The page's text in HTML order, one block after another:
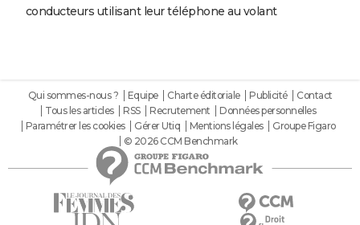
conducteurs utilisant leur téléphone au volant
Qui sommes-nous ? Equipe Charte éditoriale Publicité
Contact
Tous les articles
RSS Recrutement
Données personnelles
Paramétrer les cookies
Gérer Utiq Mentions légales
Groupe Figaro
© 2026 CCM Benchmark